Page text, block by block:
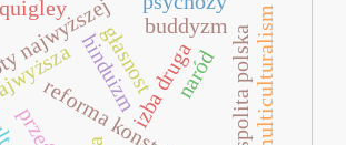
izba druga
hinduizm
buddyzm
głasnost naród